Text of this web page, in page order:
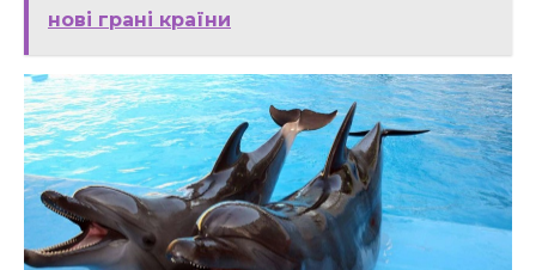
нові грані країни